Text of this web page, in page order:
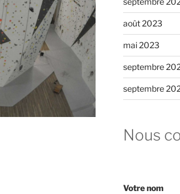
août 2023
mai 2023
septembre
septembre
Nous
Votre nom